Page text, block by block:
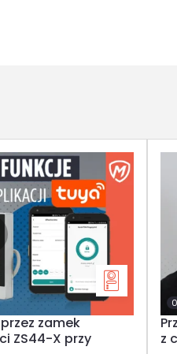
zamek
ZS44-X przy
z